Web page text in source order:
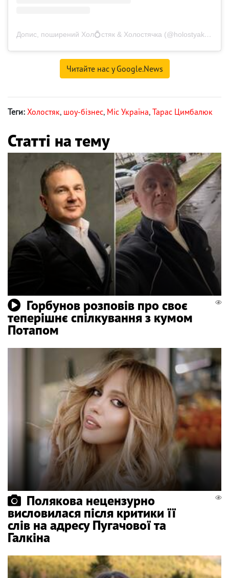
Допис, поширений Хол💍стяк & Холостячка (@holostyakstb)
Читайте нас у Google.News
Теги: Холостяк, шоу-бізнес, Міс Україна, Тарас Цимбалюк
Статті на тему
Горбунов розповів про своє
теперішнє спілкування з кумом
Потапом
Полякова нецензурно
висловилася після критики її
слів на адресу Пугачової та
Галкіна